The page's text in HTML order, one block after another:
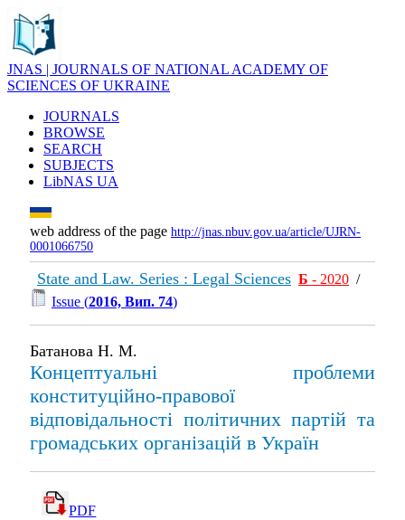
JNAS | JOURNALS OF NATIONAL ACADEMY OF
SCIENCES OF UKRAINE
JOURNALS
BROWSE
SEARCH
SUBJECTS
LibNAS UA
web address of the page http://jnas.nbuv.gov.ua/article/UJRN-
0001066750
State and Law. Series : Legal Sciences Б - 2020 /
Issue (2016, Вип. 74)
Батанова Н. М.
Концептуальні проблеми
конституційно-правової
відповідальності політичних партій та
громадських організацій в Україн
PDF